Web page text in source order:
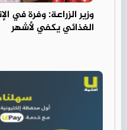
وزير الزراعة: وفرة في
الغذائي يكفي لأشهر